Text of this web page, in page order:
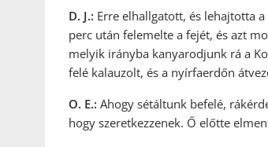
D. J.: Erre elhallgatott, és lehajtotta
perc után felemelte a fejét, és azt
melyik irányba kanyarodjunk rá a
felé kalauzolt, és a nyírfaerdőn
O. E.: Ahogy sétáltunk befelé,
hogy szeretkezzenek. Ő előtte